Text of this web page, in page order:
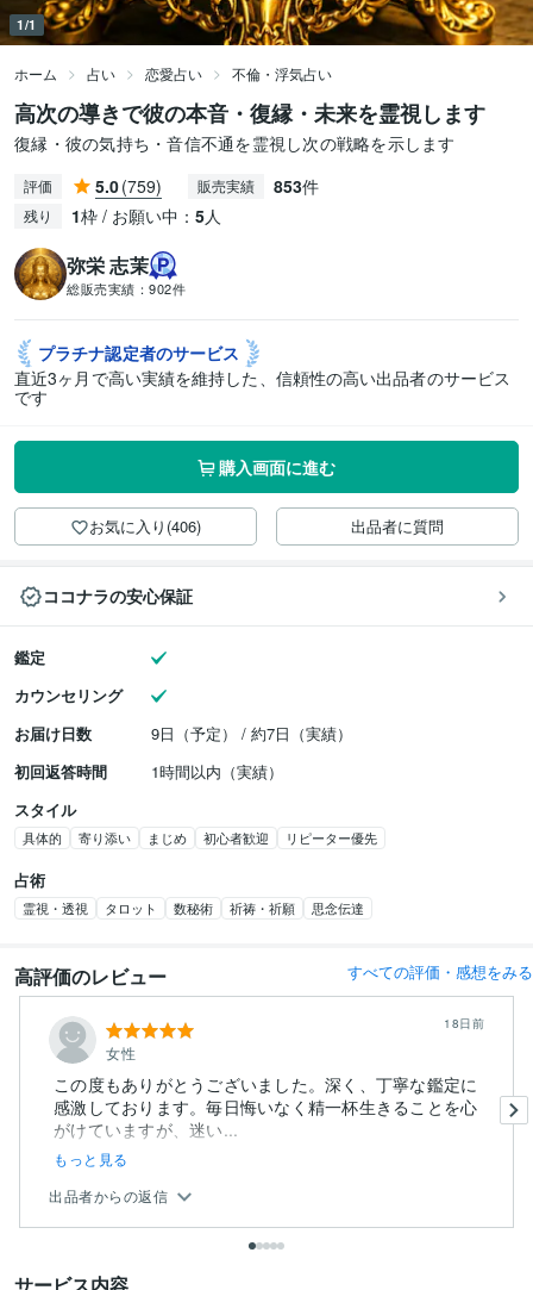
1/1
ホーム 占い 恋愛占い 不倫・浮気占い
高次の導きで彼の本音・復縁・未来を霊視します
復縁・彼の気持ち・音信不通を霊視し次の戦略を示します
評価 5.0(759) 販売実績 853件
残り 1枠 / お願い中： 5人
弥栄 志茉
総販売実績： 902件
プラチナ認定者のサービス
直近3ヶ月で高い実績を維持した、信頼性の高い出品者のサービス
です
購入画面に進む
お気に入り(406) 出品者に質問
ココナラの安心保証
鑑定
カウンセリング
お届け日数
9日（予定） / 約7日（実績）
初回返答時間
1時間以内（実績）
スタイル
具体的 寄り添い まじめ 初心者歓迎 リピーター優先
占術
霊視・透視 タロット 数秘術 祈祷・祈願 思念伝達
高評価のレビュー すべての評価・感想をみる
女性
18日前
この度もありがとうございました。深く、丁寧な鑑定に
感激しております。毎日悔いなく精一杯生きることを心
がけていますが、迷い...
もっと見る
出品者からの返信